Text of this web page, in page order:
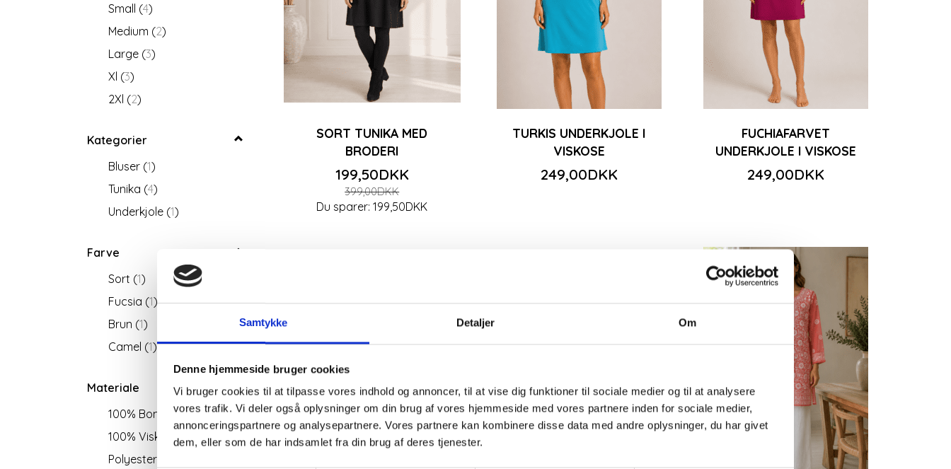
Samtykke Detaljer Om
Denne hjemmeside bruger cookies
Vi bruger cookies til at tilpasse vores indhold og annoncer, til at vise dig funktioner til sociale medier og til at analysere
vores trafik. Vi deler også oplysninger om din brug af vores hjemmeside med vores partnere inden for sociale medier,
annonceringspartnere og analysepartnere. Vores partnere kan kombinere disse data med andre oplysninger, du har givet
dem, eller som de har indsamlet fra din brug af deres tjenester.
Small (4)
Medium (2)
Large (3)
Xl (3)
2Xl (2)
Kategorier
Bluser (1)
Tunika (4)
Underkjole (1)
Farve
Sort (1)
Fucsia (1)
Brun (1)
Camel (1)
Materiale
100% Bomuld(1)
100% Viskose
Polyester-blanding
SORT TUNIKA MED
BRODERI
199,50DKK
399,00DKK
Du sparer:199,50DKK
TURKIS UNDERKJOLE I
VISKOSE
249,00DKK
FUCHIAFARVET
UNDERKJOLE I VISKOSE
249,00DKK